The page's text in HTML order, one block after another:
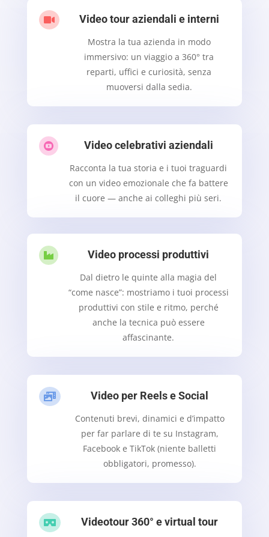
 Video tour aziendali e interni
Mostra la tua azienda in modo
immersivo: un viaggio a 360° tra
reparti, uffici e curiosità, senza
muoversi dalla sedia.
 Video celebrativi aziendali
Racconta la tua storia e i tuoi traguardi
con un video emozionale che fa battere
il cuore — anche ai colleghi più seri.
 Video processi produttivi
Dal dietro le quinte alla magia del
“come nasce”: mostriamo i tuoi processi
produttivi con stile e ritmo, perché
anche la tecnica può essere
affascinante.
 Video per Reels e Social
Contenuti brevi, dinamici e d’impatto
per far parlare di te su Instagram,
Facebook e TikTok (niente balletti
obbligatori, promesso).
 Videotour 360° e virtual tour